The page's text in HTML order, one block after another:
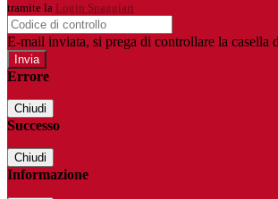
tramite la Login Spaggiari
E-mail inviata, si prega di controllare la casella
Errore
Chiudi
Successo
Chiudi
Informazione